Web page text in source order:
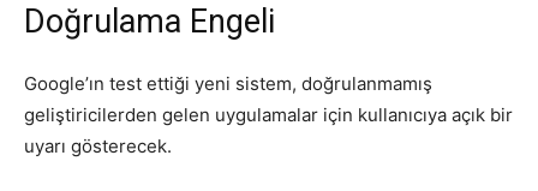
Doğrulama Engeli
Google’ın test ettiği yeni sistem, doğrulanmamış
geliştiricilerden gelen uygulamalar için kullanıcıya açık bir
uyarı gösterecek.